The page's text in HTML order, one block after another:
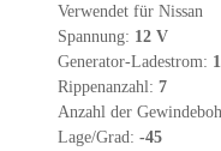
Verwendet für Nissan
Spannung: 12 V
Generator-Ladestrom:
Rippenanzahl: 7
Anzahl der
Lage/Grad: -45